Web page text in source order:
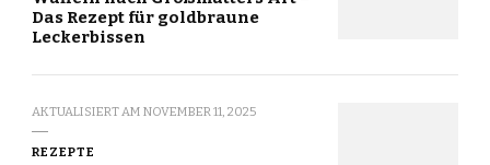
Das Rezept für goldbraune
Leckerbissen
AKTUALISIERT AM NOVEMBER 11, 2025
REZEPTE